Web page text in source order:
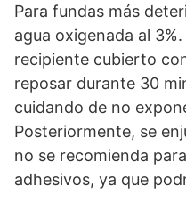
Para fundas más
agua oxigenada al
recipiente cubierto
reposar durante 30
cuidando de no
Posteriormente, se
no se recomienda
adhesivos, ya que